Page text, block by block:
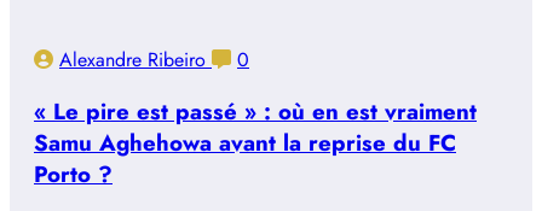
Alexandre Ribeiro 0
« Le pire est passé » : où en est vraiment
Samu Aghehowa avant la reprise du FC
Porto ?